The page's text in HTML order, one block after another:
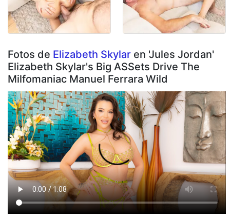
Fotos de Elizabeth Skylar en 'Jules Jordan'
Elizabeth Skylar's Big ASSets Drive The
Milfomaniac Manuel Ferrara Wild